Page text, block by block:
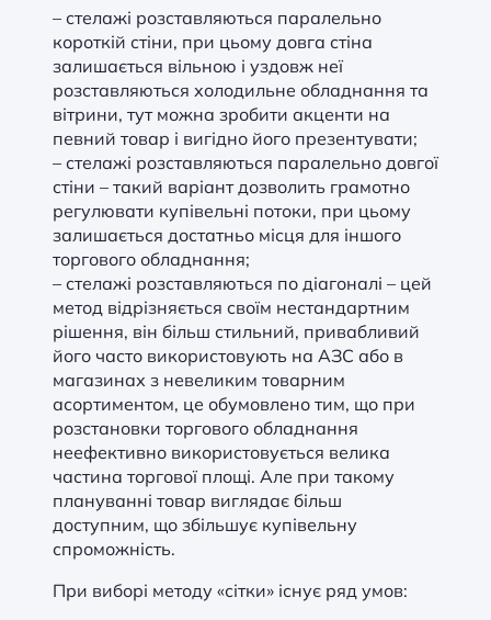
– стелажі розставляються паралельно
короткій стіни, при цьому довга стіна
залишається вільною і уздовж неї
розставляються холодильне обладнання та
вітрини, тут можна зробити акценти на
певний товар і вигідно його презентувати;
– стелажі розставляються паралельно довгої
стіни – такий варіант дозволить грамотно
регулювати купівельні потоки, при цьому
залишається достатньо місця для іншого
торгового обладнання;
– стелажі розставляються по діагоналі – цей
метод відрізняється своїм нестандартним
рішення, він більш стильний, привабливий
його часто використовують на АЗС або в
магазинах з невеликим товарним
асортиментом, це обумовлено тим, що при
розстановки торгового обладнання
неефективно використовується велика
частина торгової площі. Але при такому
плануванні товар виглядає більш
доступним, що збільшує купівельну
спроможність.
При виборі методу «сітки» існує ряд умов: